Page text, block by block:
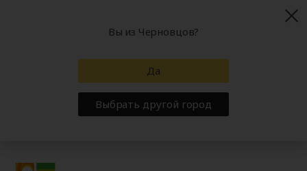
Вы из Черновцов?
Да
Выбрать другой город